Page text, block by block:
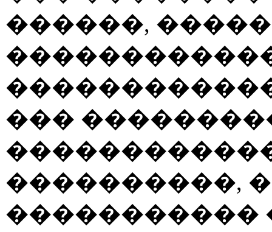
������,
���
����������,
�����������